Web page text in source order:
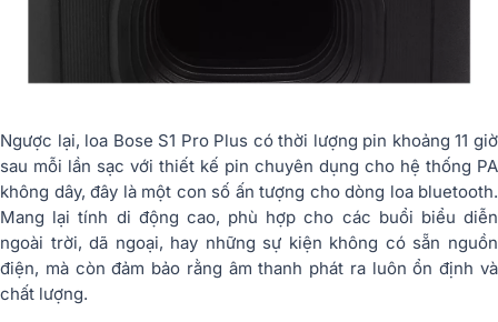
Ngược lại, loa Bose S1 Pro Plus có thời lượng pin khoảng 11 giờ
sau mỗi lần sạc với thiết kế pin chuyên dụng cho hệ thống PA
không dây, đây là một con số ấn tượng cho dòng loa bluetooth.
Mang lại tính di động cao, phù hợp cho các buổi biểu diễn
ngoài trời, dã ngoại, hay những sự kiện không có sẵn nguồn
điện, mà còn đảm bảo rằng âm thanh phát ra luôn ổn định và
chất lượng.